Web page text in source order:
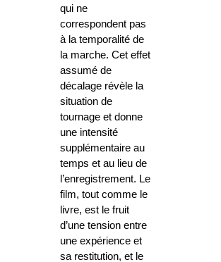
qui ne
correspondent pas
à la temporalité de
la marche. Cet effet
assumé de
décalage révèle la
situation de
tournage et donne
une intensité
supplémentaire au
temps et au lieu de
l’enregistrement. Le
film, tout comme le
livre, est le fruit
d’une tension entre
une expérience et
sa restitution, et le